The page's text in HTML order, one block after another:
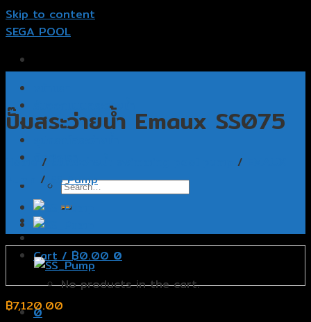
Skip to content
SEGA POOL
รับออกแบบสระว่ายน้ำ
รับสร้างสระว่ายน้ำ
ติดต่อเรา
Cart /฿0.00 0
No products in the cart.
0
ปั๊มสระว่ายน้ำ Emaux SS075
Home / /
/ SS Pump
฿7,120.00